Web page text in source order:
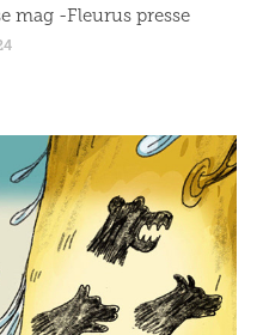
mag -Fleurus presse